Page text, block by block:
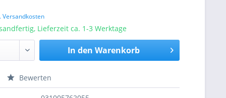
Versandkosten
Lieferzeit ca. 1-3 Werktage
In den Warenkorb
Bewerten